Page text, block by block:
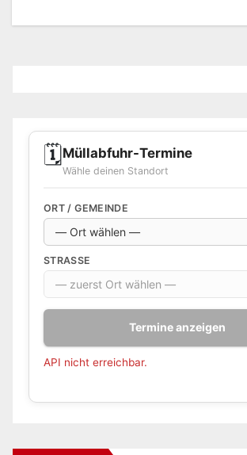
🗓️Müllabfuhr-Termine
Wähle deinen Standort
ORT / GEMEINDE
STRASSE
Termine anzeigen
API nicht erreichbar.